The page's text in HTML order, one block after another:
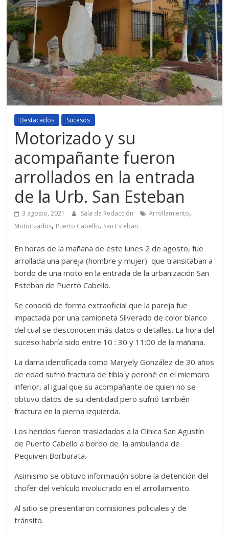
Destacados Sucesos
Motorizado y su
acompañante fueron
arrollados en la entrada
de la Urb. San Esteban
3 agosto, 2021 Sala de Redacción Arrollamiento,
Motorizados, Puerto Cabello, San Esteban
En horas de la mañana de este lunes 2 de agosto, fue
arrollada una pareja (hombre y mujer) que transitaban a
bordo de una moto en la entrada de la urbanización San
Esteban de Puerto Cabello.
Se conoció de forma extraoficial que la pareja fue
impactada por una camioneta Silverado de color blanco
del cual se desconocen más datos o detalles. La hora del
suceso habría sido entre 10 : 30 y 11:00 de la mañana.
La dama identificada como Maryely González de 30 años
de edad sufrió fractura de tibia y peroné en el miembro
inferior, al igual que su acompañante de quien no se
obtuvo datos de su identidad pero sufrió también
fractura en la pierna izquierda.
Los heridos fueron trasladados a la Clínica San Agustín
de Puerto Cabello a bordo de la ambulancia de
Pequiven Borburata.
Asimismo se obtuvo información sobre la detención del
chofer del vehículo involucrado en el arrollamiento.
Al sitio se presentaron comisiones policiales y de
tránsito.